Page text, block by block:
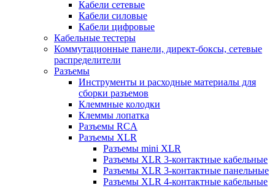
Кабели сетевые
Кабели силовые
Кабели цифровые
Кабельные тестеры
Коммутационные панели, директ-боксы, сетевые
распределители
Разъемы
Инструменты и расходные материалы для
сборки разъемов
Клеммные колодки
Клеммы лопатка
Разъемы RCA
Разъемы XLR
Разъемы mini XLR
Разъемы XLR 3-контактные кабельные
Разъемы XLR 3-контактные панельные
Разъемы XLR 4-контактные кабельные